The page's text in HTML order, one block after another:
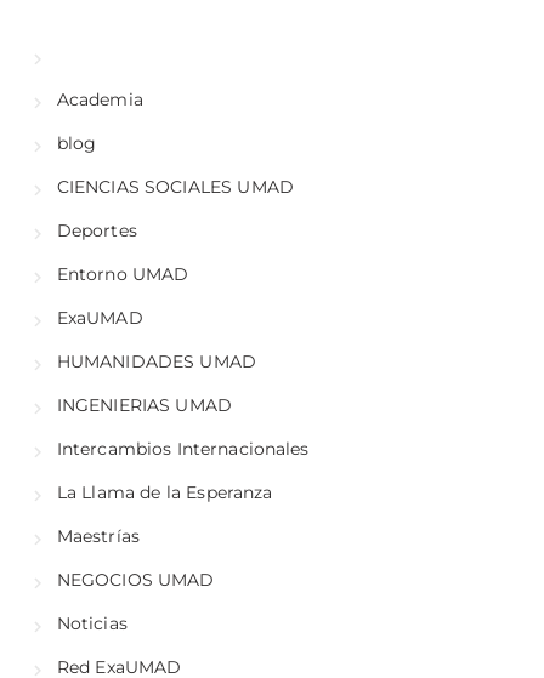
Academia
blog
CIENCIAS SOCIALES UMAD
Deportes
Entorno UMAD
ExaUMAD
HUMANIDADES UMAD
INGENIERIAS UMAD
Intercambios Internacionales
La Llama de la Esperanza
Maestrías
NEGOCIOS UMAD
Noticias
Red ExaUMAD